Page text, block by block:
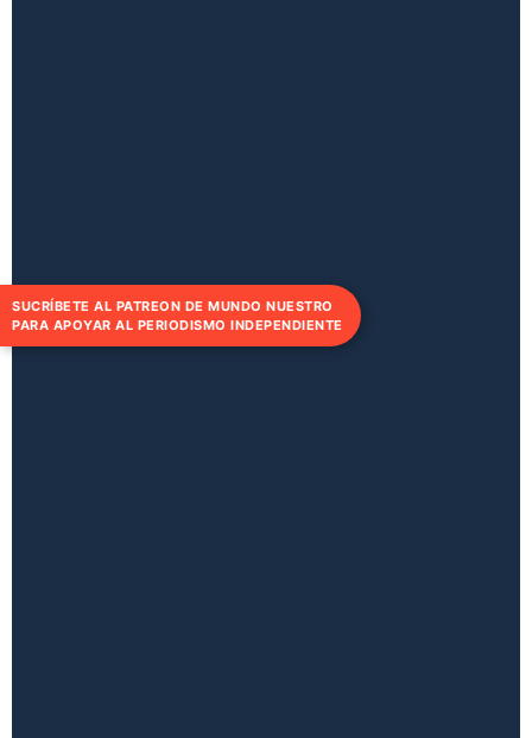
SUCRÍBETE AL PATREON DE MUNDO NUESTRO
PARA APOYAR AL PERIODISMO INDEPENDIENTE